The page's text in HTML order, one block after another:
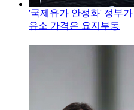
'국제유가 안정화' 정부
유소 가격은 요지부동